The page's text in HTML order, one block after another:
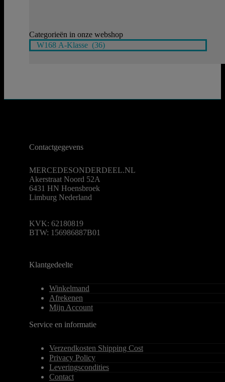
Categorieën in onze webshop
Contactgegevens
MERCEDESONDERDEEL.NL
Akerstraat Noord 52A
6431 HN Hoensbroek
Limburg Nederland
KVK: 62180819
BTW: 156986887B01
Klantgedeelte
Winkelmand
Afrekenen
Mijn Account
Service en informatie
Verzendkosten Shipping Cost
Privacy Policy
Leveringscondities
Contact